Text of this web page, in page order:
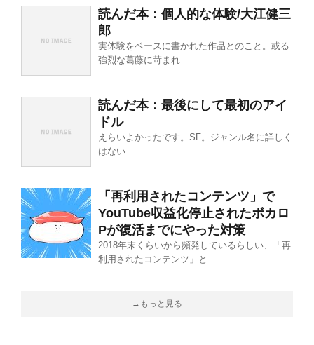
読んだ本：個人的な体験/大江健三
郎
実体験をベースに書かれた作品とのこと。或る
強烈な葛藤に苛まれ
読んだ本：最後にして最初のアイ
ドル
えらいよかったです。SF。ジャンル名に詳しく
はない
「再利用されたコンテンツ」で
YouTube収益化停止されたボカロ
Pが復活までにやった対策
2018年末くらいから頻発しているらしい、「再
利用されたコンテンツ」と
→もっと見る